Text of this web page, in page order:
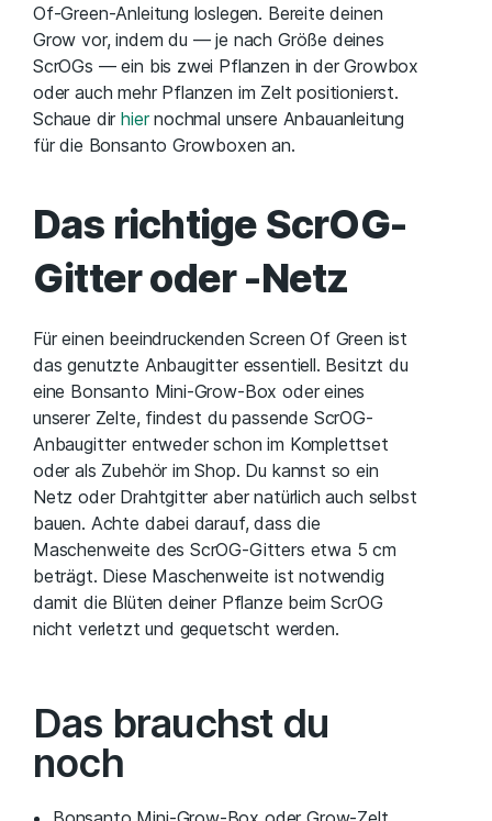
Of-Green-Anleitung loslegen. Bereite deinen
Grow vor, indem du — je nach Größe deines
ScrOGs — ein bis zwei Pflanzen in der Growbox
oder auch mehr Pflanzen im Zelt positionierst.
Schaue dirhiernochmal unsere Anbauanleitung
für die Bonsanto Growboxen an.
Das richtige ScrOG-
Gitter oder -Netz
Für einen beeindruckenden Screen Of Green ist
das genutzte Anbaugitter essentiell. Besitzt du
eine Bonsanto Mini-Grow-Box oder eines
unserer Zelte, findest du passende ScrOG-
Anbaugitter entweder schon im Komplettset
oder als Zubehör im Shop. Du kannst so ein
Netz oder Drahtgitter aber natürlich auch selbst
bauen. Achte dabei darauf, dass die
Maschenweite des ScrOG-Gitters etwa 5 cm
beträgt. Diese Maschenweite ist notwendig
damit die Blüten deiner Pflanze beim ScrOG
nicht verletzt und gequetscht werden.
Das brauchst du
noch